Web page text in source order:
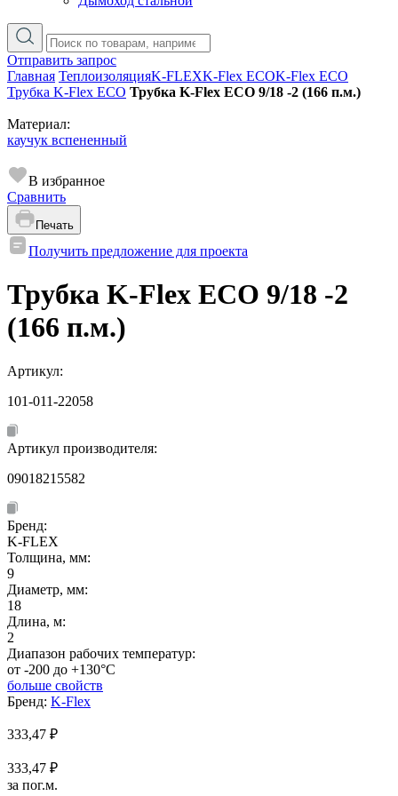
Отправить запрос
Главная ТеплоизоляцияK-FLEXK-Flex ECOK-Flex ECO
Трубка K-Flex ECO Трубка K-Flex ECO 9/18 -2 (166 п.м.)
Материал:
каучук вспененный
В избранное
Сравнить
Печать
Получить предложение для проекта
Трубка K-Flex ECO 9/18 -2
(166 п.м.)
Артикул:
101-011-22058
Артикул производителя:
09018215582
Бренд:
K-FLEX
Толщина, мм:
9
Диаметр, мм:
18
Длина, м:
2
Диапазон рабочих температур:
от -200 до +130°C
больше свойств
Бренд: K-Flex
333,47 ₽
333,47 ₽
за пог.м.